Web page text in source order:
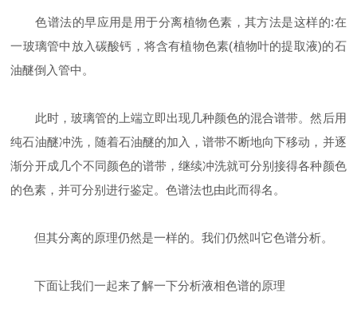
色谱法的早应用是用于分离植物色素，其方法是这样的:在
一玻璃管中放入碳酸钙，将含有植物色素(植物叶的提取液)的石
油醚倒入管中。
此时，玻璃管的上端立即出现几种颜色的混合谱带。然后用
纯石油醚冲洗，随着石油醚的加入，谱带不断地向下移动，并逐
渐分开成几个不同颜色的谱带，继续冲洗就可分别接得各种颜色
的色素，并可分别进行鉴定。色谱法也由此而得名。
但其分离的原理仍然是一样的。我们仍然叫它色谱分析。
下面让我们一起来了解一下分析液相色谱的原理